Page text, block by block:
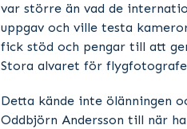
var större än vad de
uppgav och ville testa
fick stöd och pengar till att
Stora alvaret för
Detta kände inte ölänningen
Oddbjörn Andersson till när